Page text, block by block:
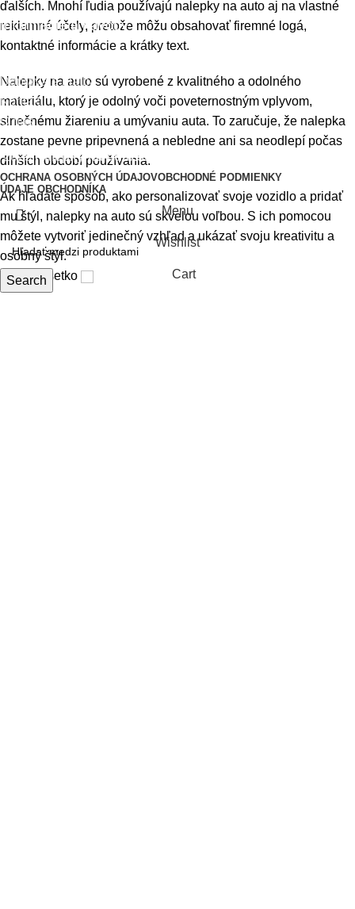
ďalších. Mnohí ľudia používajú nalepky na auto aj na vlastné
reklamné účely, pretože môžu obsahovať firemné logá,
kontaktné informácie a krátky text.
Nalepky na auto sú vyrobené z kvalitného a odolného
materiálu, ktorý je odolný voči poveternostným vplyvom,
slnečnému žiareniu a umývaniu auta. To zaručuje, že nalepka
zostane pevne pripevnená a nebledne ani sa neodlepí počas
dlhších období používania.
Ak hľadáte spôsob, ako personalizovať svoje vozidlo a pridať
mu štýl, nalepky na auto sú skvelou voľbou. S ich pomocou
môžete vytvoriť jedinečný vzhľad a ukázať svoju kreativitu a
osobný štýl.
Otvoriť všetko
Informácie a návody
Doprava a platba
Kontakt
O nás
2025Nalepky-na-auto.sk - by FatraMedia
OCHRANA OSOBNÝCH ÚDAJOVOBCHODNÉ PODMIENKY
ÚDAJE OBCHODNÍKA
Search
Menu
Wishlist
Cart